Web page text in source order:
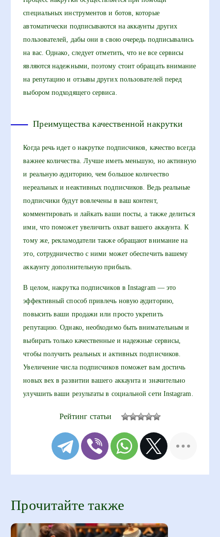
специальных инструментов и ботов, которые
автоматически подписываются на аккаунты других
пользователей, дабы они в свою очередь подписывались
на вас. Однако, следует отметить, что не все сервисы
являются надежными, поэтому стоит обращать внимание
на репутацию и отзывы других пользователей перед
выбором подходящего сервиса.
Преимущества качественной накрутки
Когда речь идет о накрутке подписчиков, качество всегда
важнее количества. Лучше иметь меньшую, но активную
и реальную аудиторию, чем большое количество
нереальных и неактивных подписчиков. Ведь реальные
подписчики будут вовлечены в ваш контент,
комментировать и лайкать ваши посты, а также делиться
ими, что поможет увеличить охват вашего аккаунта. К
тому же, рекламодатели также обращают внимание на
это, сотрудничество с ними может обеспечить вашему
аккаунту дополнительную прибыль.
В целом, накрутка подписчиков в Instagram — это
эффективный способ привлечь новую аудиторию,
повысить ваши продажи или просто укрепить
репутацию. Однако, необходимо быть внимательным и
выбирать только качественные и надежные сервисы,
чтобы получить реальных и активных подписчиков.
Увеличение числа подписчиков поможет вам достичь
новых вех в развитии вашего аккаунта и значительно
улучшить ваши результаты в социальной сети Instagram.
Рейтинг статьи
Прочитайте также